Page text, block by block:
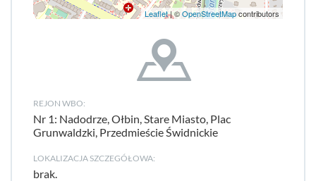
Leaflet| ©OpenStreetMapcontributors
REJON WBO:
Nr 1: Nadodrze, Ołbin, Stare Miasto, Plac
Grunwaldzki, Przedmieście Świdnickie
LOKALIZACJA SZCZEGÓŁOWA:
brak.